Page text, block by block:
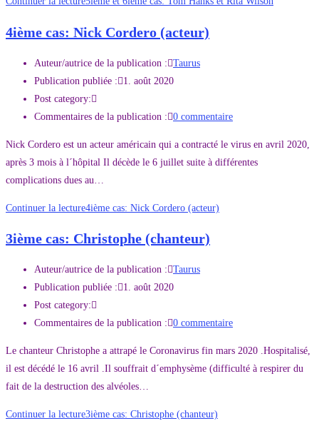
4ième cas: Nick Cordero (acteur)
Auteur/autrice de la publication : Taurus
Publication publiée :
1. août 2020
Post category:
Commentaires de la publication : 0 commentaire
Nick Cordero est un acteur américain qui a contracté le virus en avril 2020,
après 3 mois à l´hôpital Il décède le 6 juillet suite à différentes
complications dues au…
Continuer la lecture4ième cas: Nick Cordero (acteur)
3ième cas: Christophe (chanteur)
Auteur/autrice de la publication : Taurus
Publication publiée :
1. août 2020
Post category:
Commentaires de la publication : 0 commentaire
Le chanteur Christophe a attrapé le Coronavirus fin mars 2020 .Hospitalisé,
il est décédé le 16 avril .Il souffrait d´emphysème (difficulté à respirer du
fait de la destruction des alvéoles…
Continuer la lecture3ième cas: Christophe (chanteur)